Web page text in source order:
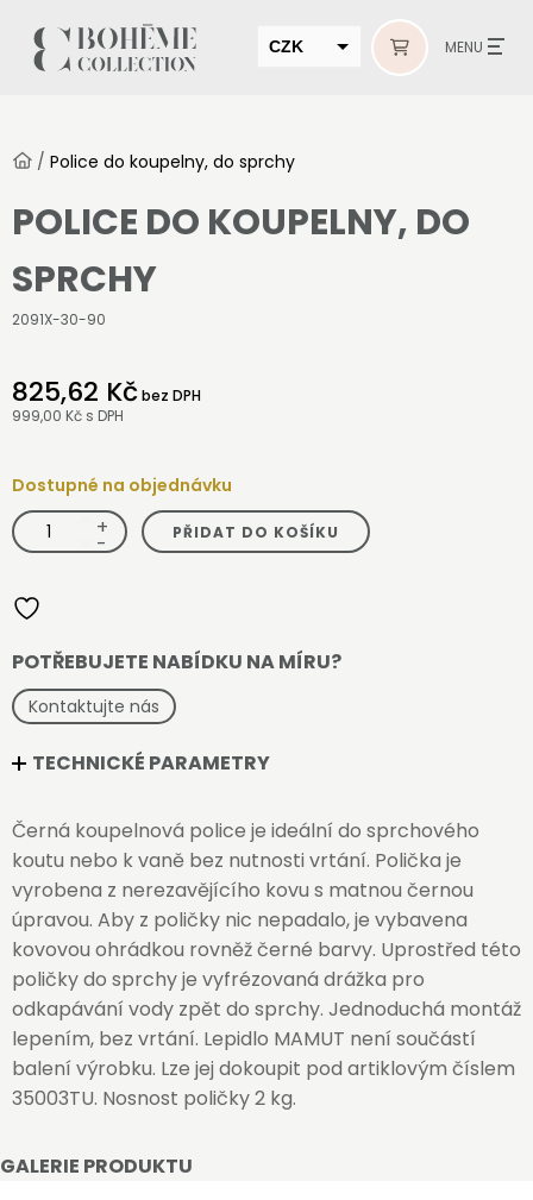
CZK
MUR
MENU
/ Police do koupelny, do sprchy
GALERIE PRODUKTU
POLICE DO KOUPELNY, DO
SPRCHY
2091X-30-90
825,62 Kčbez DPH
999,00 Kč s DPH
Dostupné na objednávku
Police
do
koupelny,
množství
+
- PŘIDAT DO KOŠÍKU
POTŘEBUJETE NABÍDKU NA MÍRU?
Kontaktujte nás
TECHNICKÉ PARAMETRY
Černá koupelnová police je ideální do sprchového
koutu nebo k vaně bez nutnosti vrtání. Polička je
vyrobena z nerezavějícího kovu s matnou černou
úpravou. Aby z poličky nic nepadalo, je vybavena
kovovou ohrádkou rovněž černé barvy. Uprostřed této
poličky do sprchy je vyfrézovaná drážka pro
odkapávání vody zpět do sprchy. Jednoduchá montáž
lepením, bez vrtání. Lepidlo MAMUT není součástí
balení výrobku. Lze jej dokoupit pod artiklovým číslem
35003TU. Nosnost poličky 2 kg.